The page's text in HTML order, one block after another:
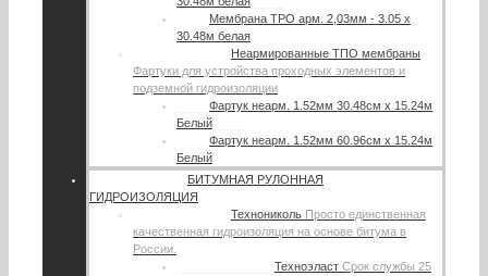
Мембрана TPO арм. 2,03мм - 3.05 х
30.48м белая
Неармированные ТПО мембраны
Фартуки для устройства проходных элементов и
подземной гидроизоляции
Фартук неарм. 1.52мм 30.48см х 15.24м
Белый
Фартук неарм. 1.52мм 60.96см х 15.24м
Белый
БИТУМНАЯ РУЛОННАЯ
ГИДРОИЗОЛЯЦИЯ
Технониколь Просто единственная
качественная гидроизоляция на основе битума в
России.
Техноэласт Срок службы 25